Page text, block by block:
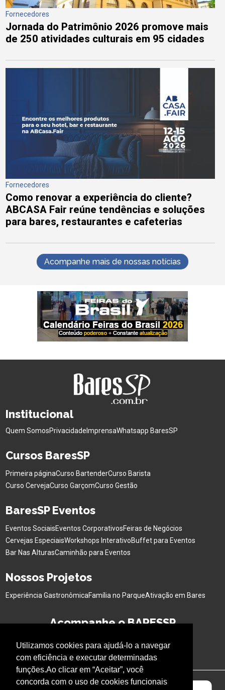
Utilizamos cookies para ajudá-lo a navegar
com eficiência e executar determinadas
funções.Ao clicar em “Aceitar”, você
concorda com o uso de cookies funcionais
Fornecedores
Jornada do Patrimônio 2026 promove mais
de 250 atividades culturais em 95 cidades
Fornecedores
Como renovar a experiência do cliente?
ABCASA Fair reúne tendências e soluções
para bares, restaurantes e cafeterias
Acompanhe mais de nossas notícias
Institucional
Quem SomosPrivacidade ImprensaWhatsapp BaresSP
Cursos BaresSP
Primeira páginaCurso BartenderCurso Barista
Curso CervejaCurso GarçomCurso Gestão
BaresSP Eventos
Eventos SociaisEventos CorporativosFeiras de Negócios
Cervejas EspeciaisWorkshops InterativoBuffet para Eventos
Bar Nas AlturasCaminhão para Eventos
Nossos Projetos
Experiência GastronômicaFamília no ParqueAtivação em Bares
Acompanhe o BARESSP